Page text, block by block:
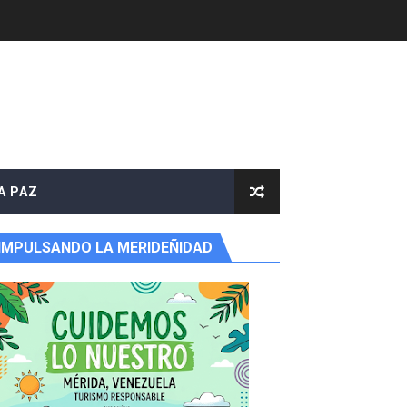
PAZ
IMPULSANDO LA MERIDEÑIDAD